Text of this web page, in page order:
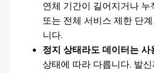
연체 기간이 길어지거나
또는 전체 서비스 제한 단
니다.
정지 상태라도 데이터는 사
상태에 따라 다릅니다. 발